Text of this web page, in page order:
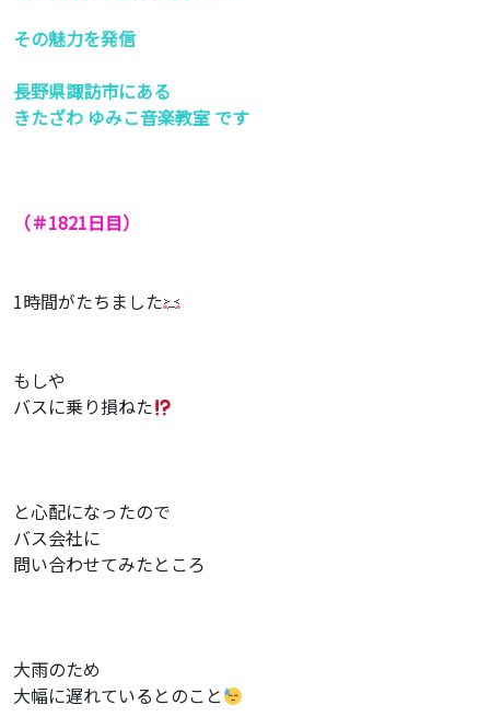
その魅力を発信
長野県諏訪市にある
きたざわ ゆみこ音楽教室 です
（＃1821日目）
1時間がたちました
もしや
バスに乗り損ねた
と心配になったので
バス会社に
問い合わせてみたところ
大雨のため
大幅に遅れているとのこと